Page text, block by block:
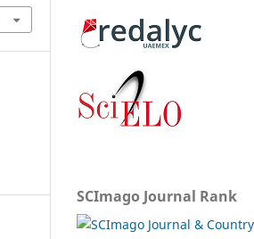
SCImago Journal Rank